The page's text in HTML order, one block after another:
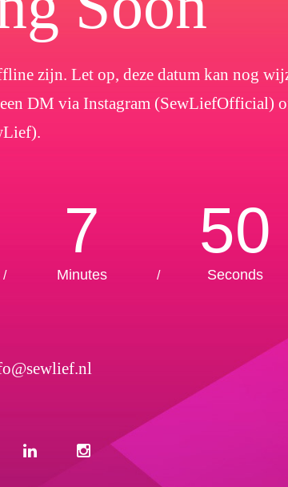
zijn. Let op, deze datum kan nog
DM via Instagram (SewLiefOfficial)
/
7
Minutes /
50
Seconds